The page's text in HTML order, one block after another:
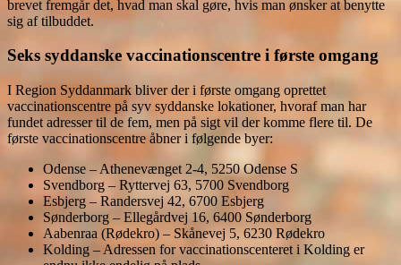
brevet fremgår det, hvad man skal gøre, hvis man ønsker at benytte
sig af tilbuddet.
Seks syddanske vaccinationscentre i første omgang
I Region Syddanmark bliver der i første omgang oprettet
vaccinationscentre på syv syddanske lokationer, hvoraf man har
fundet adresser til de fem, men på sigt vil der komme flere til. De
første vaccinationscentre åbner i følgende byer:
Odense – Athenevænget 2-4, 5250 Odense S
Svendborg – Ryttervej 63, 5700 Svendborg
Esbjerg – Randersvej 42, 6700 Esbjerg
Sønderborg – Ellegårdvej 16, 6400 Sønderborg
Aabenraa (Rødekro) – Skånevej 5, 6230 Rødekro
Kolding – Adressen for vaccinationscenteret i Kolding er